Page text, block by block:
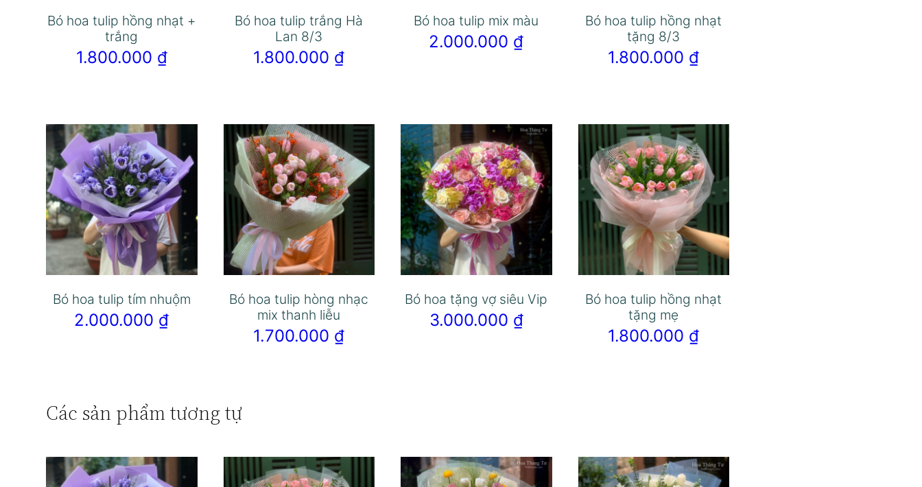
Bó hoa tulip hồng nhạt +
trắng
1.800.000 ₫
Bó hoa tulip trắng Hà
Lan 8/3
1.800.000 ₫
Bó hoa tulip mix màu
2.000.000 ₫
Bó hoa tulip hồng nhạt
tặng 8/3
1.800.000 ₫
Bó hoa tulip tím nhuộm
2.000.000 ₫
Bó hoa tulip hòng nhạc
mix thanh liễu
1.700.000 ₫
Bó hoa tặng vợ siêu Vip
3.000.000 ₫
Bó hoa tulip hồng nhạt
tặng mẹ
1.800.000 ₫
Các sản phẩm tương tự